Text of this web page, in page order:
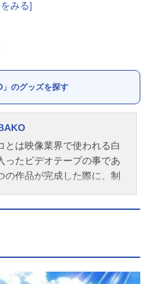
」のグッズを探す
とは映像業界で使われる白
ったビデオテープの事であ
の作品が完成した際に、制
ている。この物語は、5人の